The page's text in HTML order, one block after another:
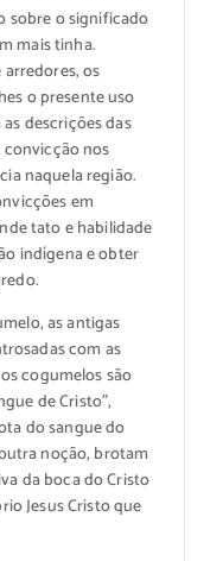
sobre o significado
mais tinha.
os
o presente uso
descrições das
nos
naquela região.
em
tato e habilidade
indígena e obter
as antigas
com as
cogumelos são
de Cristo”,
do sangue do
noção, brotam
da boca do Cristo
Jesus Cristo que